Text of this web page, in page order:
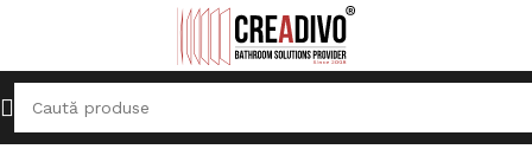
Prima pagină Baterii Sanitare Baterie pentru Cadă